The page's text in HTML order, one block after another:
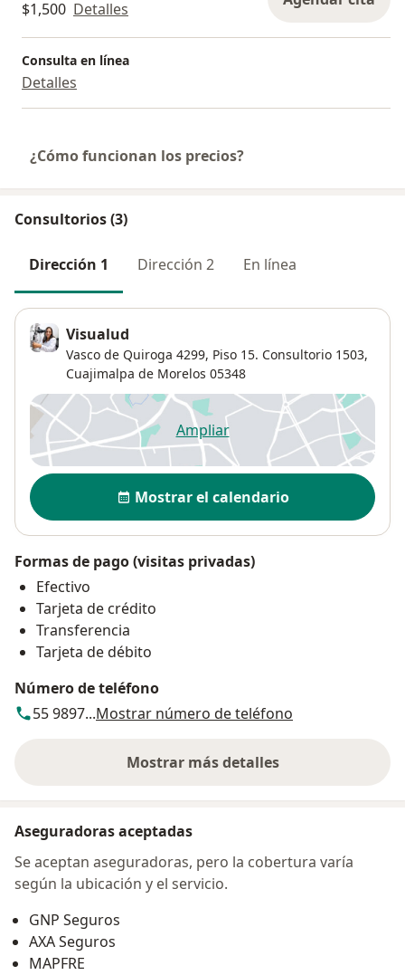
$1,500 Detalles
Consulta en línea
Detalles
¿Cómo funcionan los precios?
Consultorios (3)
Dirección 1 Dirección 2 En línea
Visualud
Vasco de Quiroga 4299, Piso 15. Consultorio 1503,
Cuajimalpa de Morelos 05348
Ampliarse abre en una nueva
Disponibilidad
Mostrar el calendario
Formas de pago (visitas privadas)
Efectivo
Tarjeta de crédito
Transferencia
Tarjeta de débito
Número de teléfono
55 9897...Mostrar número de teléfono
Mostrar más detalles
sobre la dirección
Aseguradoras aceptadas
Se aceptan aseguradoras, pero la cobertura varía
según la ubicación y el servicio.
GNP Seguros
AXA Seguros
MAPFRE